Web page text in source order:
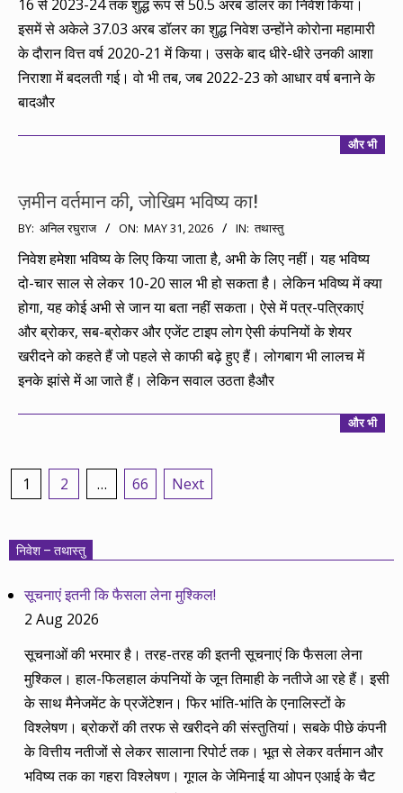
16 से 2023-24 तक शुद्ध रूप से 50.5 अरब डॉलर का निवेश किया।
इसमें से अकेले 37.03 अरब डॉलर का शुद्ध निवेश उन्होंने कोरोना महामारी
के दौरान वित्त वर्ष 2020-21 में किया। उसके बाद धीरे-धीरे उनकी आशा
निराशा में बदलती गई। वो भी तब, जब 2022-23 को आधार वर्ष बनाने के
बादऔर
और भी
ज़मीन वर्तमान की, जोखिम भविष्य का!
2026-
05-
31
BY: अनिल रघुराज ON: MAY 31, 2026 IN: तथास्तु
निवेश हमेशा भविष्य के लिए किया जाता है, अभी के लिए नहीं। यह भविष्य
दो-चार साल से लेकर 10-20 साल भी हो सकता है। लेकिन भविष्य में क्या
होगा, यह कोई अभी से जान या बता नहीं सकता। ऐसे में पत्र-पत्रिकाएं
और ब्रोकर, सब-ब्रोकर और एजेंट टाइप लोग ऐसी कंपनियों के शेयर
खरीदने को कहते हैं जो पहले से काफी बढ़े हुए हैं। लोगबाग भी लालच में
इनके झांसे में आ जाते हैं। लेकिन सवाल उठता हैऔर
और भी
Posts
1 2 … 66 Next
निवेश – तथास्तु
सूचनाएं इतनी कि फैसला लेना मुश्किल!
2 Aug 2026
सूचनाओं की भरमार है। तरह-तरह की इतनी सूचनाएं कि फैसला लेना
मुश्किल। हाल-फिलहाल कंपनियों के जून तिमाही के नतीजे आ रहे हैं। इसी
के साथ मैनेजमेंट के प्रजेंटेशन। फिर भांति-भांति के एनालिस्टों के
विश्लेषण। ब्रोकरों की तरफ से खरीदने की संस्तुतियां। सबके पीछे कंपनी
के वित्तीय नतीजों से लेकर सालाना रिपोर्ट तक। भूत से लेकर वर्तमान और
भविष्य तक का गहरा विश्लेषण। गूगल के जेमिनाई या ओपन एआई के चैट